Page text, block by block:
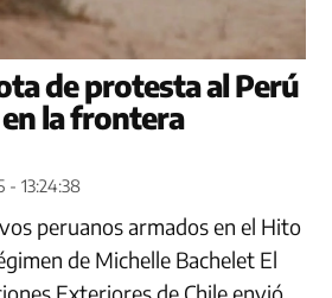
de protesta al Perú
la frontera
- 13:24:38
peruanos armados en el Hito
de Michelle Bachelet El